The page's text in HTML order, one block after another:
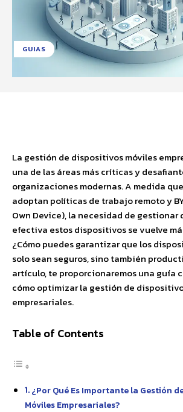
GUIAS
La gestión de dispositivos móviles
una de las áreas más críticas y
organizaciones modernas. A medida
adoptan políticas de trabajo remoto y
Own Device), la necesidad de gestionar
efectiva estos dispositivos se vuelve
¿Cómo puedes garantizar que los
solo sean seguros, sino también
artículo, te proporcionaremos una guía
cómo optimizar la gestión de
empresariales.
Table of Contents
¿Por Qué Es Importante la Gestión
Móviles Empresariales?